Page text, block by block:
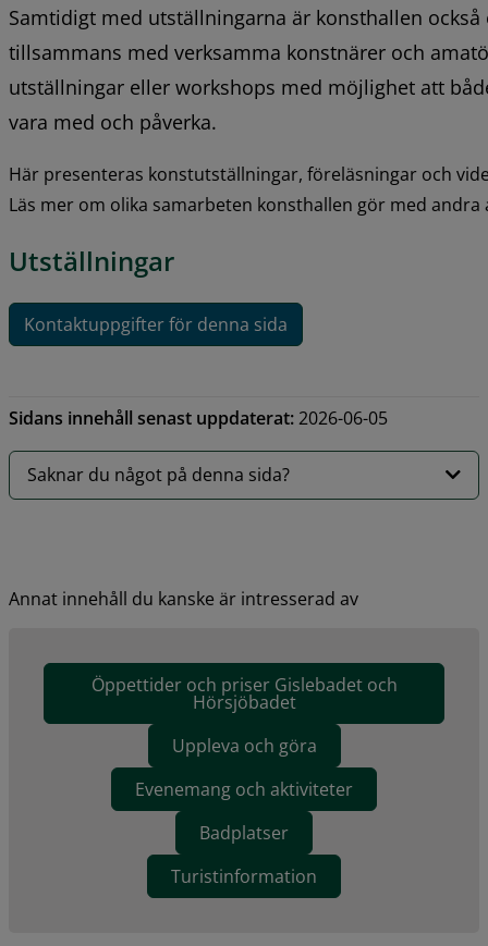
Samtidigt med utställningarna är konsthallen
tillsammans med verksamma konstnärer och
utställningar eller workshops med möjlighet att
vara med och påverka.
Här presenteras konstutställningar, föreläsningar och
Läs mer om olika samarbeten konsthallen gör med andra
Utställningar
Kontaktuppgifter för denna sida
Sidans innehåll senast uppdaterat:2026-06-05
Saknar du något på denna sida?
Annat innehåll du kanske är intresserad av
Öppettider och priser Gislebadet och
Hörsjöbadet
Uppleva och göra
Evenemang och aktiviteter
Badplatser
Turistinformation